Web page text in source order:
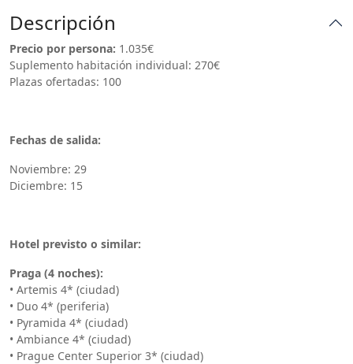
Descripción
Precio por persona: 1.035€
Suplemento habitación individual: 270€
Plazas ofertadas: 100
Fechas de salida:
Noviembre: 29
Diciembre: 15
Hotel previsto o similar:
Praga (4 noches):
• Artemis 4* (ciudad)
• Duo 4* (periferia)
• Pyramida 4* (ciudad)
• Ambiance 4* (ciudad)
• Prague Center Superior 3* (ciudad)